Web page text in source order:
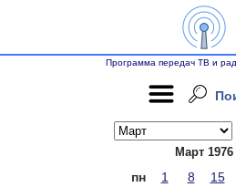
Программа передач ТВ и
Март 1976
пн 1 8 15